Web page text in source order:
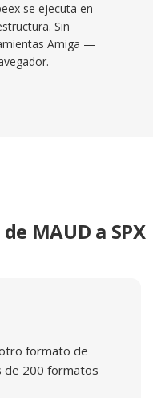
se ejecuta en
Sin
Amiga —
MAUD a SPX
formato de
de 200 formatos